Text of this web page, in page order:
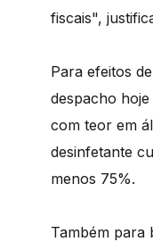
fiscais",
Para efeitos
despacho
com teor em
desinfetante
menos 75%.
Também para